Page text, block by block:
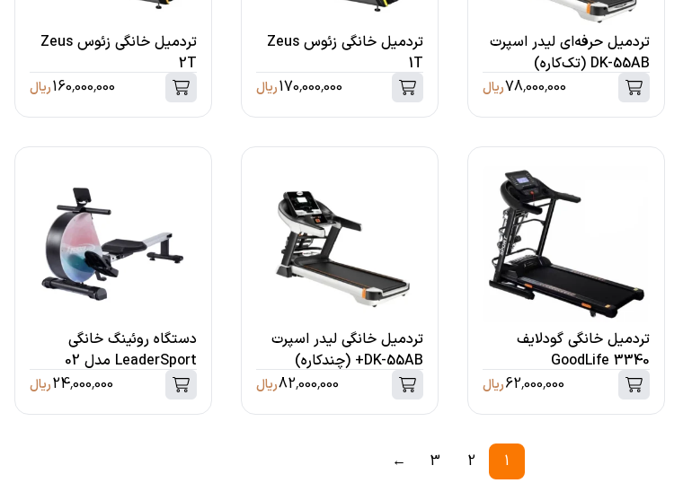
تردمیل حرفه‌ای لیدر اسپرت
DK-55AB (تک‌کاره)
78,000,000ریال
تردمیل خانگی زئوس Zeus
1T
170,000,000ریال
تردمیل خانگی زئوس Zeus
2T
160,000,000ریال
تردمیل خانگی گودلایف
GoodLife 3340
62,000,000ریال
تردمیل خانگی لیدر اسپرت
DK-55AB+ (چندکاره)
82,000,000ریال
دستگاه روئینگ خانگی
LeaderSport مدل 02
Rowing
24,000,000ریال
1
2
3
←